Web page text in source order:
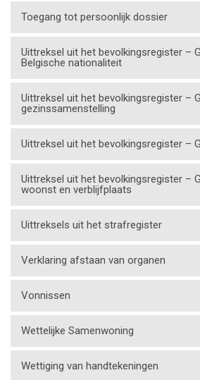
Toegang tot persoonlijk dossier
Uittreksel uit het bevolkingsregister –
Belgische nationaliteit
Uittreksel uit het bevolkingsregister –
gezinssamenstelling
Uittreksel uit het bevolkingsregister –
Uittreksel uit het bevolkingsregister –
woonst en verblijfplaats
Uittreksels uit het strafregister
Verklaring afstaan van organen
Vonnissen
Wettelijke Samenwoning
Wettiging van handtekeningen